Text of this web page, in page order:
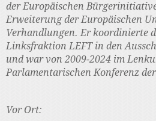
der Europäischen
Erweiterung der Europäischen
Verhandlungen. Er koordinierte
Linksfraktion LEFT in den
und war von 2009-2024 im
Parlamentarischen Konferenz
Vor Ort: